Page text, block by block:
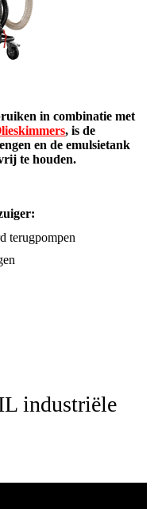
in combinatie met
, is de
en de emulsietank
te houden.
terugpompen
industriële